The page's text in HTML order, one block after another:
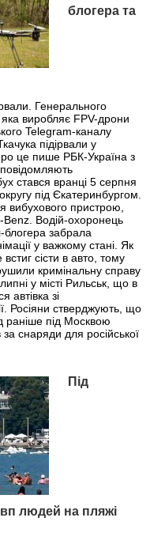
блогера та
Генерального
виробляє FPV-дрони
Telegram-каналу
підірвали у
це пише РБК-Україна з
стався вранці 5 серпня
під Єкатеринбургом.
вибухового пристрою,
Benz. Водій-охоронець
блогера забрала
у важкому стані. Як
сісти в авто, тому
кримінальну справу
у місті Рильськ, що в
автівка зі
Росіяни стверджують, що
раніше під Москвою
за снаряди для російської
Під
людей на пляжі